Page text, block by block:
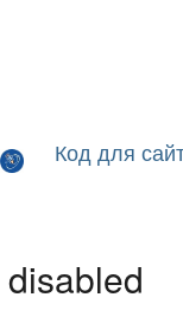
Код для